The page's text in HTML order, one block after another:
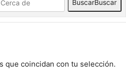
BuscarBuscar
que coincidan con tu selección.